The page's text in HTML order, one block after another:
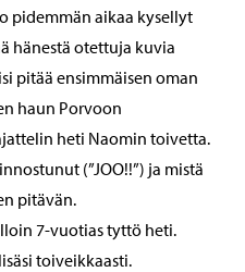
pidemmän aikaa kysellyt
hänestä otettuja kuvia
pitää ensimmäisen oman
haun Porvoon
heti Naomin toivetta.
(”JOO!!”) ja mistä
pitävän.
7-vuotias tyttö heti.
toiveikkaasti.